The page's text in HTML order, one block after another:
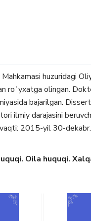
huzuridagi
roʻyxatga olingan.
bajarilgan.
ilmiy darajasini
2015-yil 30-dekabr.
Oila huquqi.